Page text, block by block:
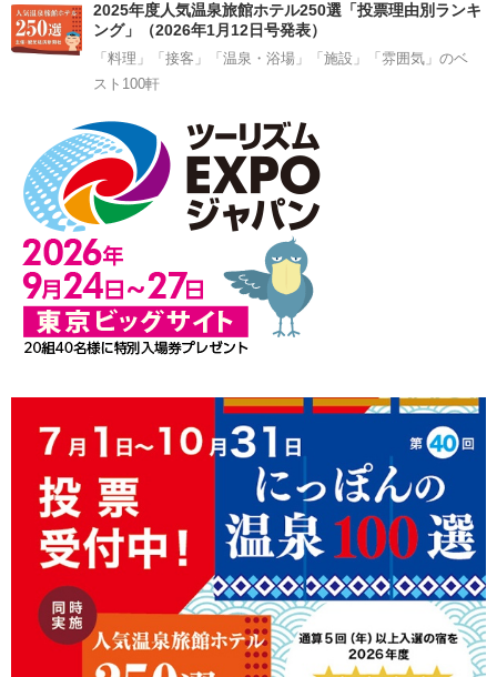
2025年度人気温泉旅館ホテル250選「投票理由別ランキ
ング」（2026年1月12日号発表）
「料理」「接客」「温泉・浴場」「施設」「雰囲気」のベ
スト100軒